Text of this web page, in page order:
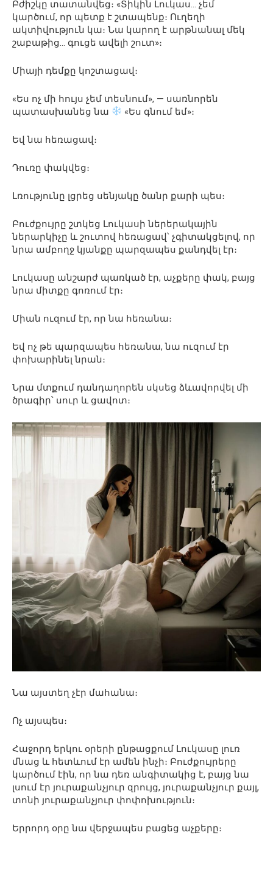
Բժիշկը տատանվեց։ «Տիկին Լուկաս… չեմ
կարծում, որ պետք է շտապենք։ Ուղեղի
ակտիվություն կա։ Նա կարող է արթնանալ մեկ
շաբաթից… գուցե ավելի շուտ»։
Միայի դեմքը կոշտացավ։
«Ես ոչ մի հույս չեմ տեսնում», — սառնորեն
պատասխանեց նա
«Ես գնում եմ»։
Եվ նա հեռացավ։
Դուռը փակվեց։
Լռությունը լցրեց սենյակը ծանր քարի պես։
Բուժքույրը շտկեց Լուկասի ներերակային
ներարկիչը և շուտով հեռացավ՝ չգիտակցելով, որ
նրա ամբողջ կյանքը պարզապես քանդվել էր։
Լուկասը անշարժ պառկած էր, աչքերը փակ, բայց
նրա միտքը գոռում էր։
Միան ուզում էր, որ նա հեռանա։
Եվ ոչ թե պարզապես հեռանա, նա ուզում էր
փոխարինել նրան։
Նրա մտքում դանդաղորեն սկսեց ձևավորվել մի
ծրագիր՝ սուր և ցավոտ։
Նա այստեղ չէր մահանա։
Ոչ այսպես։
Հաջորդ երկու օրերի ընթացքում Լուկասը լուռ
մնաց և հետևում էր ամեն ինչի։ Բուժքույրերը
կարծում էին, որ նա դեռ անգիտակից է, բայց նա
լսում էր յուրաքանչյուր զրույց, յուրաքանչյուր քայլ,
տոնի յուրաքանչյուր փոփոխություն։
Երրորդ օրը նա վերջապես բացեց աչքերը։